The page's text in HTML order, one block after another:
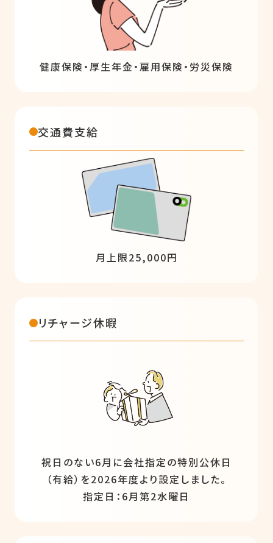
健康保険・厚生年金・雇用保険・労災保険
交通費支給
月上限25,000円
リチャージ休暇
祝日のない6月に会社指定の特別公休日
（有給）を2026年度より設定しました。
指定日：6月第2水曜日